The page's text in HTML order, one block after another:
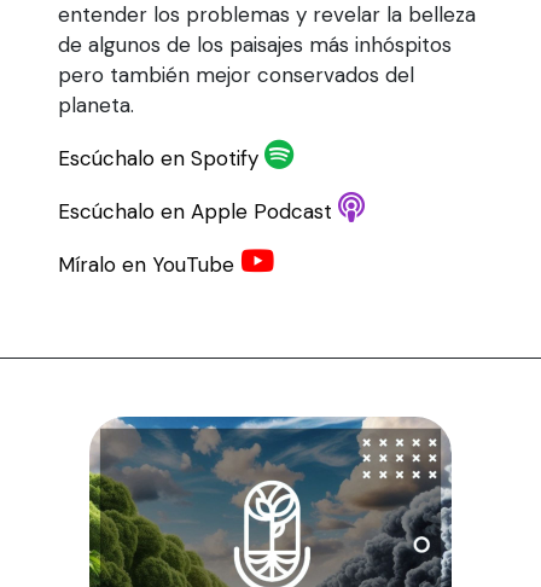
entender los problemas y revelar la belleza
de algunos de los paisajes más inhóspitos
pero también mejor conservados del
planeta.
Escúchalo en Spotify
Escúchalo en Apple Podcast
Míralo en YouTube